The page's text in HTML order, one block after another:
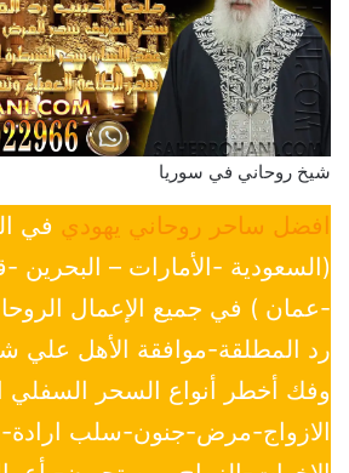
شيخ روحاني في سوريا
افضل ساحر روحاني يهودي في
(السعودية -الأمارات – البحرين
-عمان ) في جميع الإعمال
رد المطلقة-موافقة الأهل علي
وفك أخطر أنواع السحر السفلي
الازواج-مرض-جنون-سلب ارادة-